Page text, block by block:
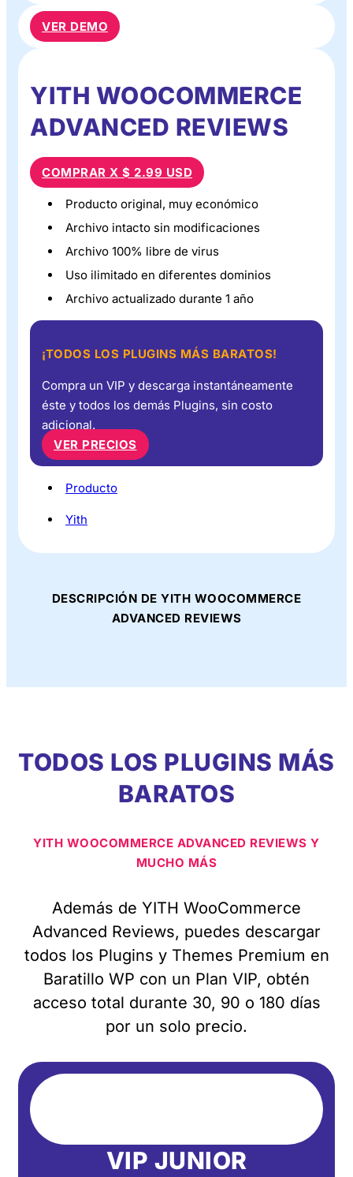
VER DEMO
YITH WOOCOMMERCE
ADVANCED REVIEWS
COMPRAR X $ 2.99 USD
Producto original, muy económico
Archivo intacto sin modificaciones
Archivo 100% libre de virus
Uso ilimitado en diferentes dominios
Archivo actualizado durante 1 año
¡TODOS LOS PLUGINS MÁS BARATOS!
Compra un VIP y descarga instantáneamente
éste y todos los demás Plugins, sin costo
adicional.
VER PRECIOS
Producto
Yith
DESCRIPCIÓN DE YITH WOOCOMMERCE
ADVANCED REVIEWS
TODOS LOS PLUGINS MÁS
BARATOS
YITH WOOCOMMERCE ADVANCED REVIEWS Y
MUCHO MÁS
Además de YITH WooCommerce
Advanced Reviews, puedes descargar
todos los Plugins y Themes Premium en
Baratillo WP con un Plan VIP, obtén
acceso total durante 30, 90 o 180 días
por un solo precio.
VIP JUNIOR